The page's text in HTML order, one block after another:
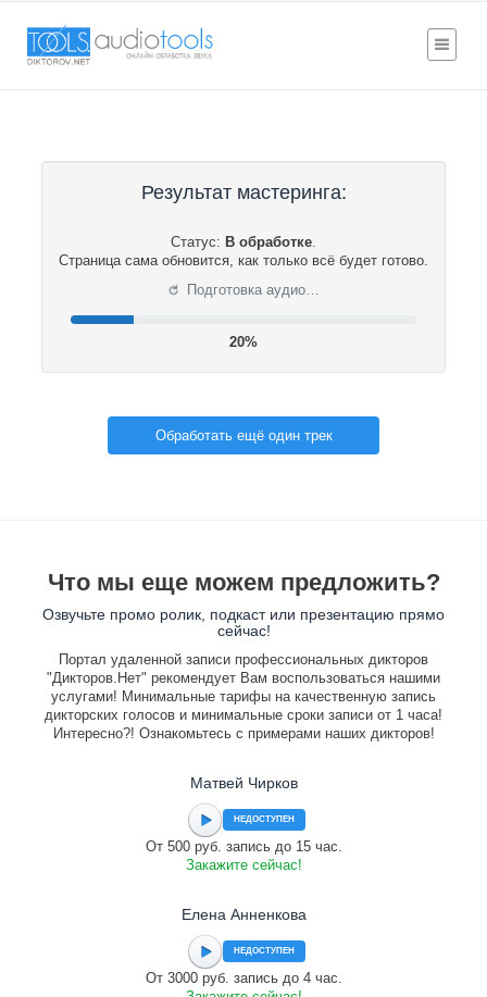
Результат мастеринга:
Статус: В обработке.
Страница сама обновится, как только всё будет готово.
⟳ Подготовка аудио…
20%
Обработать ещё один трек
Что мы еще можем предложить?
Озвучьте промо ролик, подкаст или презентацию прямо
сейчас!
Портал удаленной записи профессиональных дикторов
"Дикторов.Нет" рекомендует Вам воспользоваться нашими
услугами! Минимальные тарифы на качественную запись
дикторских голосов и минимальные сроки записи от 1 часа!
Интересно?! Ознакомьтесь с примерами наших дикторов!
Матвей Чирков
НЕДОСТУПЕН
От 500 руб. запись до 15 час.
Закажите сейчас!
Елена Анненкова
НЕДОСТУПЕН
От 3000 руб. запись до 4 час.